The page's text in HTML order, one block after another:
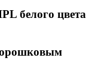
белого цвета